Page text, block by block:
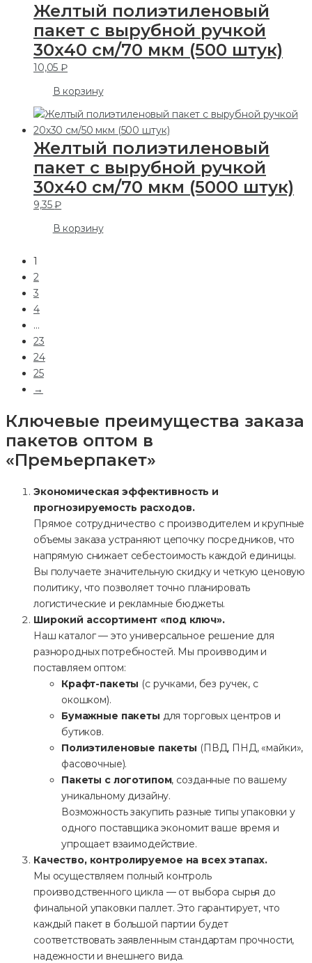
Желтый полиэтиленовый
пакет с вырубной ручкой
30х40 см/70 мкм (500 штук)
10,05₽
В корзину
Желтый полиэтиленовый
пакет с вырубной ручкой
30х40 см/70 мкм (5000 штук)
9,35₽
В корзину
1
2
3
4
…
23
24
25
→
Ключевые преимущества заказа
пакетов оптом в
«Премьерпакет»
Экономическая эффективность и
прогнозируемость расходов.
Прямое сотрудничество с производителем и крупные
объемы заказа устраняют цепочку посредников, что
напрямую снижает себестоимость каждой единицы.
Вы получаете значительную скидку и четкую ценовую
политику, что позволяет точно планировать
логистические и рекламные бюджеты.
Широкий ассортимент «под ключ».
Наш каталог — это универсальное решение для
разнородных потребностей. Мы производим и
поставляем оптом:
Крафт-пакеты (с ручками, без ручек, с
окошком).
Бумажные пакеты для торговых центров и
бутиков.
Полиэтиленовые пакеты (ПВД, ПНД, «майки»,
фасовочные).
Пакеты с логотипом, созданные по вашему
уникальному дизайну.
Возможность закупить разные типы упаковки у
одного поставщика экономит ваше время и
упрощает взаимодействие.
Качество, контролируемое на всех этапах.
Мы осуществляем полный контроль
производственного цикла — от выбора сырья до
финальной упаковки паллет. Это гарантирует, что
каждый пакет в большой партии будет
соответствовать заявленным стандартам прочности,
надежности и внешнего вида.